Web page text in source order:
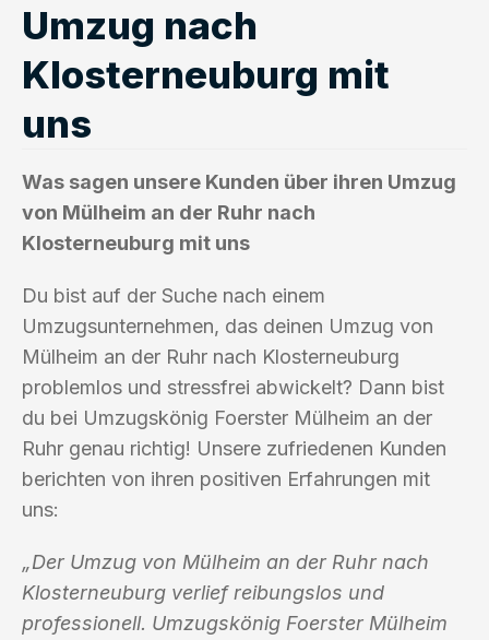
Umzug nach
Klosterneuburg mit
uns
Was sagen unsere Kunden über ihren Umzug
von Mülheim an der Ruhr nach
Klosterneuburg mit uns
Du bist auf der Suche nach einem
Umzugsunternehmen, das deinen Umzug von
Mülheim an der Ruhr nach Klosterneuburg
problemlos und stressfrei abwickelt? Dann bist
du bei Umzugskönig Foerster Mülheim an der
Ruhr genau richtig! Unsere zufriedenen Kunden
berichten von ihren positiven Erfahrungen mit
uns:
„Der Umzug von Mülheim an der Ruhr nach
Klosterneuburg verlief reibungslos und
professionell. Umzugskönig Foerster Mülheim